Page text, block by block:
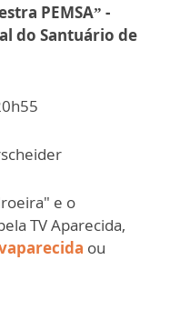
PEMSA” -
do Santuário de
e o
TV Aparecida,
ou